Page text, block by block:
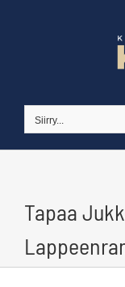
Siirry...
Tapaa